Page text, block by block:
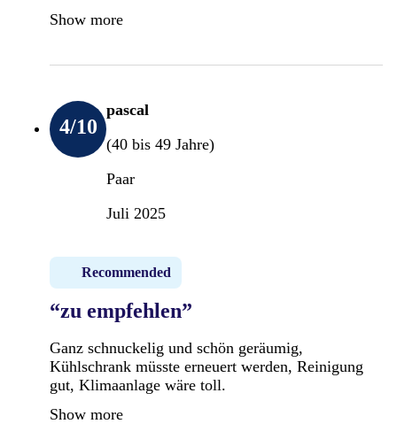
Show more
4/10
pascal
(40 bis 49 Jahre)
Paar
Juli 2025
Recommended
“zu empfehlen”
Ganz schnuckelig und schön geräumig,
Kühlschrank müsste erneuert werden, Reinigung
gut, Klimaanlage wäre toll.
Show more